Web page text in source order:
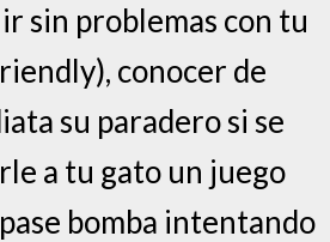
sin problemas con tu
conocer de
su paradero si se
a tu gato un juego
bomba intentando